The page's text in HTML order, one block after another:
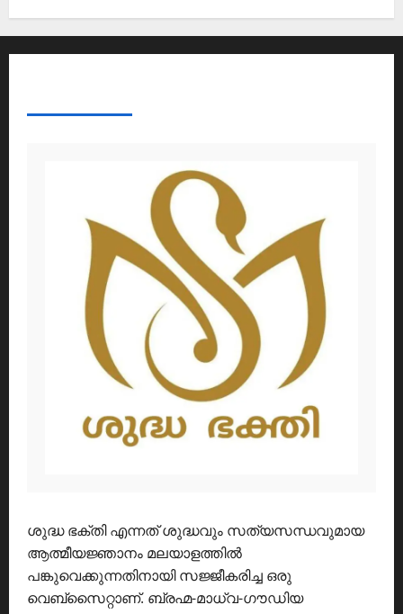
ശുദ്ധ ഭക്തി എന്നത് ശുദ്ധവും സത്യസന്ധവുമായ
ആത്മീയജ്ഞാനം മലയാളത്തിൽ
പങ്കുവെക്കുന്നതിനായി സജ്ജീകരിച്ച ഒരു
വെബ്സൈറ്റാണ്. ബ്രഹ്മ-മാധ്വ-ഗൗഡിയ